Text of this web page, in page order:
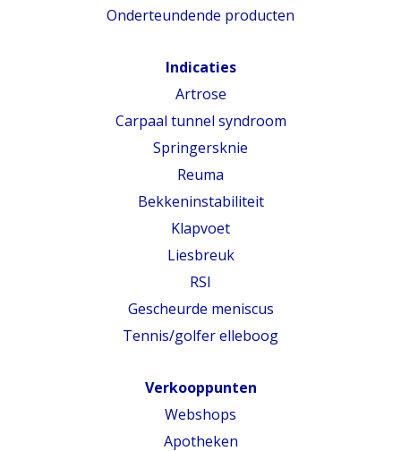
Onderteundende producten
Indicaties
Artrose
Carpaal tunnel syndroom
Springersknie
Reuma
Bekkeninstabiliteit
Klapvoet
Liesbreuk
RSI
Gescheurde meniscus
Tennis/golfer elleboog
Verkooppunten
Webshops
Apotheken